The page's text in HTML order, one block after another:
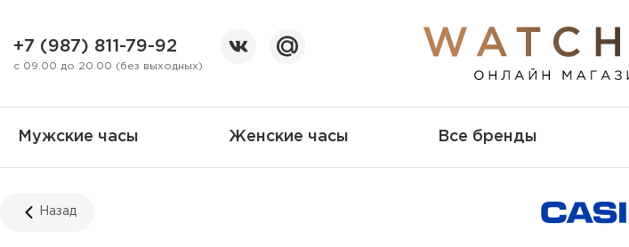
+7 (987) 811-79-92
с 09.00 до 20.00 (без выходных)
Мужские часы Женские часы Все бренды
Назад